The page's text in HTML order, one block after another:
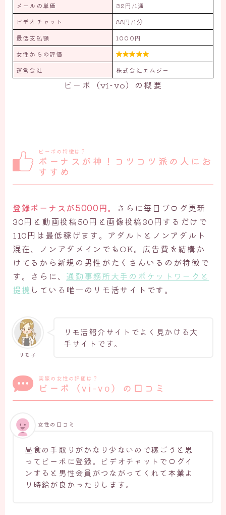
メールの単価
32円/1通
ビデオチャット
88円/1分
最低支払額
1000円
女性からの評価

運営会社 株式会社エムジー
ビーボ（vi-vo）の概要
ビーボの特徴は？
ボーナスが神！コツコツ派の人にお
すすめ
登録ボーナスが5000円。
さらに毎日ブログ更新
30円と動画投稿50円と画像投稿30円するだけで
110円は最低稼げます。アダルトとノンアダルト
混在、ノンアダメインでもOK。広告費を結構か
けてるから新規の男性がたくさんいるのが特徴で
す。さらに、 通勤事務所大手のポケットワークと
提携 している唯一のリモ活サイトです。
リモ子
リモ活紹介サイトでよく見かける大
手サイトです。
実際の女性の評価は？
ビーボ（vi-vo）の口コミ
昼食の手取りがかなり少ないので稼ごうと思
ってビーボに登録。ビデオチャットでログイ
ンすると男性会員がつながってくれて本業よ
り時給が良かったりします。
女性の口コミ